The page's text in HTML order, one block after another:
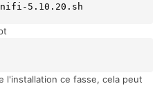
5.10.20.sh
l'installation ce fasse, cela peut